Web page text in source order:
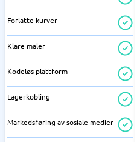
Forlatte kurver
Klare maler
Kodeløs plattform
Lagerkobling
Markedsføring av sosiale medier